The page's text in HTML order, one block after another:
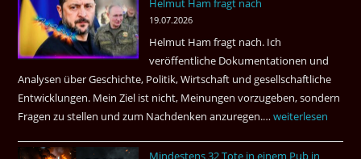
3
Tote
kamen
dazu.
Helmut Ham fragt nach
19.07.2026
Helmut Ham fragt nach. Ich
veröffentliche Dokumentationen und
Analysen über Geschichte, Politik, Wirtschaft und gesellschaftliche
Entwicklungen. Mein Ziel ist nicht, Meinungen vorzugeben, sondern
Fragen zu stellen und zum Nachdenken anzuregen.…Russland
weiterlesen
Mindestens 32 Tote in einem Pub in